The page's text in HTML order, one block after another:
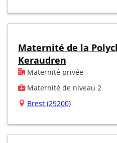
Maternité de la
Keraudren
Maternité privée
Maternité de niveau 2
Brest (29200)